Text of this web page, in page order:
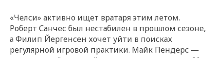
«Челси» активно ищет вратаря этим летом.
Роберт Санчес был нестабилен в прошлом сезоне,
а Филип Йергенсен хочет уйти в поисках
регулярной игровой практики. Майк Пендерс —